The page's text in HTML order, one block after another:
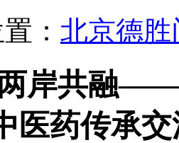
： 北京德
岸共融
医药传承